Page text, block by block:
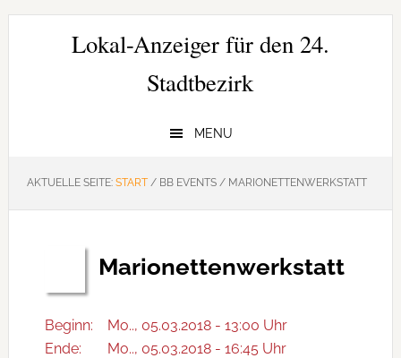
Zur
Hauptnavigation
Zum
Zur
SeitenspalteLokal-Anzeiger für den 24.
Stadtbezirk
MENU
AKTUELLE SEITE: START /BB EVENTS /MARIONETTENWERKSTATT
Marionettenwerkstatt
Beginn:
Mo.., 05.03.2018 - 13:00 Uhr
Ende:
Mo.., 05.03.2018 - 16:45 Uhr